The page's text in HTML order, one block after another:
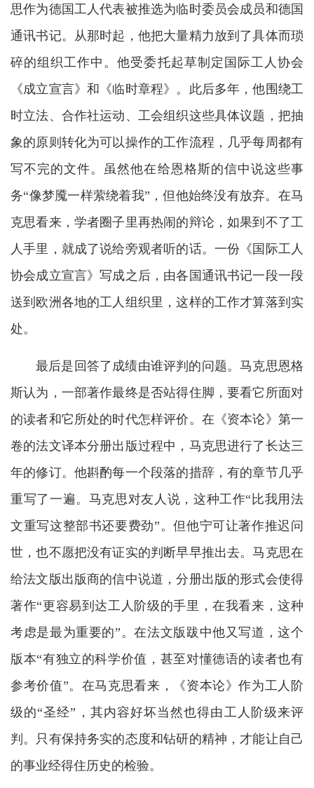
思作为德国工人代表被推选为临时委员会成员和德国
通讯书记。从那时起，他把大量精力放到了具体而琐
碎的组织工作中。他受委托起草制定国际工人协会
《成立宣言》和《临时章程》。此后多年，他围绕工
时立法、合作社运动、工会组织这些具体议题，把抽
象的原则转化为可以操作的工作流程，几乎每周都有
写不完的文件。虽然他在给恩格斯的信中说这些事
务“像梦魇一样萦绕着我”，但他始终没有放弃。在马
克思看来，学者圈子里再热闹的辩论，如果到不了工
人手里，就成了说给旁观者听的话。一份《国际工人
协会成立宣言》写成之后，由各国通讯书记一段一段
送到欧洲各地的工人组织里，这样的工作才算落到实
处。
最后是回答了成绩由谁评判的问题。马克思恩格
斯认为，一部著作最终是否站得住脚，要看它所面对
的读者和它所处的时代怎样评价。在《资本论》第一
卷的法文译本分册出版过程中，马克思进行了长达三
年的修订。他斟酌每一个段落的措辞，有的章节几乎
重写了一遍。马克思对友人说，这种工作“比我用法
文重写这整部书还要费劲”。但他宁可让著作推迟问
世，也不愿把没有证实的判断早早推出去。马克思在
给法文版出版商的信中说道，分册出版的形式会使得
著作“更容易到达工人阶级的手里，在我看来，这种
考虑是最为重要的”。在法文版跋中他又写道，这个
版本“有独立的科学价值，甚至对懂德语的读者也有
参考价值”。在马克思看来，《资本论》作为工人阶
级的“圣经”，其内容好坏当然也得由工人阶级来评
判。只有保持务实的态度和钻研的精神，才能让自己
的事业经得住历史的检验。